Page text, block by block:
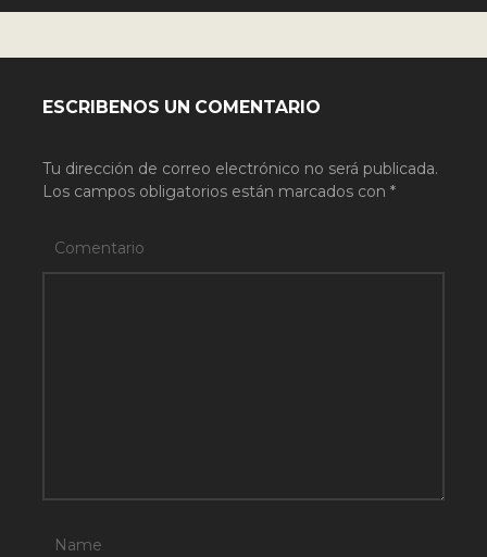
ESCRIBENOS UN COMENTARIO
Tu dirección de correo electrónico no será publicada.
Los campos obligatorios están marcados con *
Comentario
Name